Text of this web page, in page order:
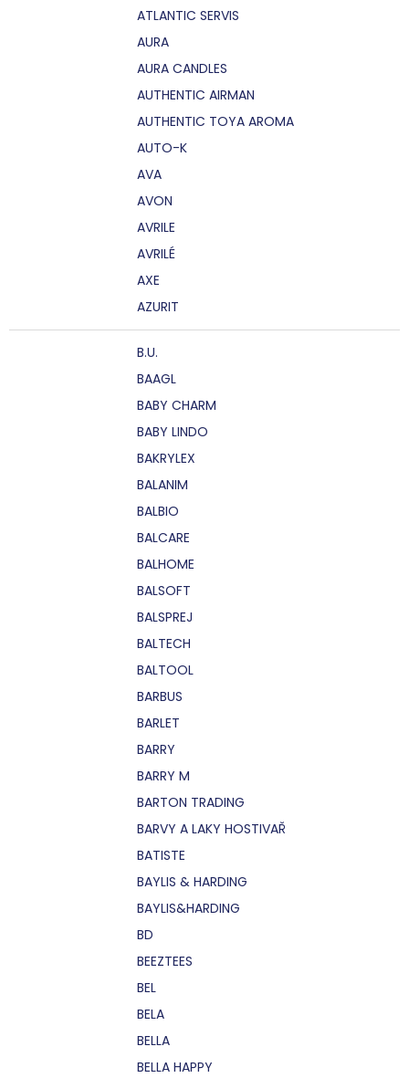
ATLANTIC SERVIS
AURA
AURA CANDLES
AUTHENTIC AIRMAN
AUTHENTIC TOYA AROMA
AUTO-K
AVA
AVON
AVRILE
AVRILÉ
AXE
AZURIT
B.U.
BAAGL
BABY CHARM
BABY LINDO
BAKRYLEX
BALANIM
BALBIO
BALCARE
BALHOME
BALSOFT
BALSPREJ
BALTECH
BALTOOL
BARBUS
BARLET
BARRY
BARRY M
BARTON TRADING
BARVY A LAKY HOSTIVAŘ
BATISTE
BAYLIS & HARDING
BAYLIS&HARDING
BD
BEEZTEES
BEL
BELA
BELLA
BELLA HAPPY